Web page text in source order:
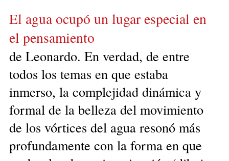
El agua ocupó un lugar especial en
el pensamiento
de Leonardo. En verdad, de entre
todos los temas en que estaba
inmerso, la complejidad dinámica y
formal de la belleza del movimiento
de los vórtices del agua resonó más
profundamente con la forma en que